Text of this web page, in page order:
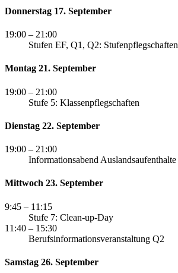
Donnerstag 17. September
19:00 – 21:00
Stufen EF, Q1, Q2: Stufenpflegschaften
Montag 21. September
19:00 – 21:00
Stufe 5: Klassenpflegschaften
Dienstag 22. September
19:00 – 21:00
Informationsabend Auslandsaufenthalte
Mittwoch 23. September
9:45 – 11:15
Stufe 7: Clean-up-Day
11:40 – 15:30
Berufsinformationsveranstaltung Q2
Samstag 26. September